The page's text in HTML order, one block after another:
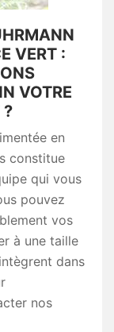
VERT :
VOTRE
?
en
constitue
qui vous
pouvez
vos
à une taille
dans
nos